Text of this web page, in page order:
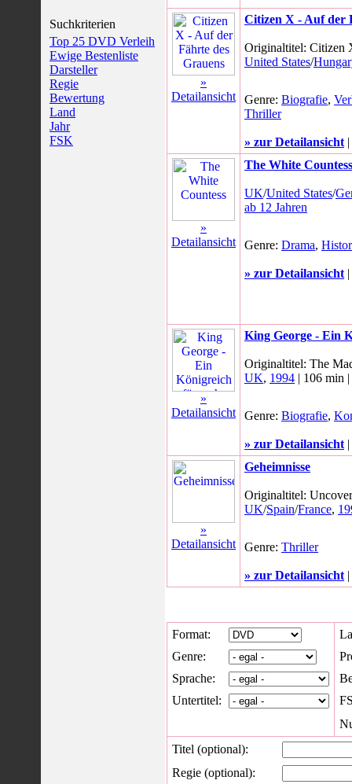
Suchkriterien
Top 25 DVD Verleih
Ewige Bestenliste
Darsteller
Regie
Bewertung
Land
Jahr
FSK
»
Detailansicht
Citizen X - Auf der
Originaltitel: Citizen
United States/
Genre: Biografie,
Thriller
» zur Detailansicht |
»
Detailansicht
The White Countess
UK/United States/
ab 12 Jahren
Genre: Drama,
» zur Detailansicht |
»
Detailansicht
King George - Ein
Originaltitel: The
UK, 1994 | 106 min |
Genre: Biografie,
» zur Detailansicht |
»
Detailansicht
Geheimnisse
Originaltitel:
UK/Spain/France,
Genre: Thriller
» zur Detailansicht |
Format:
Genre:
Sprache:
Untertitel:
Titel (optional):
Regie (optional):